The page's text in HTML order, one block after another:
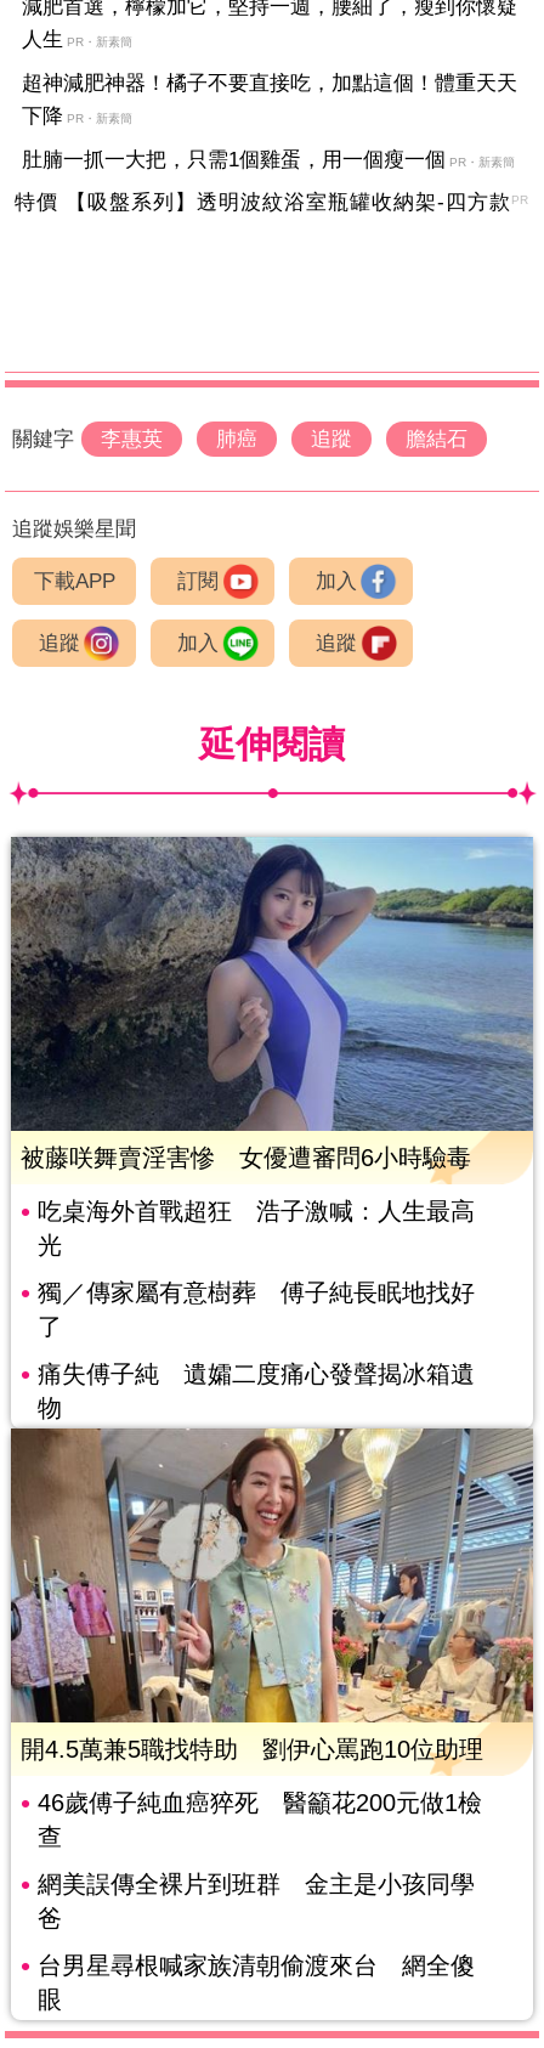
減肥首選，檸檬加它，堅持一週，腰細了，瘦到你懷疑
人生 PR・新素簡
超神減肥神器！橘子不要直接吃，加點這個！體重天天
下降 PR・新素簡
肚腩一抓一大把，只需1個雞蛋，用一個瘦一個 PR・新素簡
特價 【吸盤系列】透明波紋浴室瓶罐收納架-四方款 PR
關鍵字 李惠英 肺癌 追蹤 膽結石
追蹤娛樂星聞
下載APP 訂閱 加入
追蹤 加入 追蹤
延伸閱讀
被藤咲舞賣淫害慘 女優遭審問6小時驗毒
吃桌海外首戰超狂 浩子激喊：人生最高
光
獨／傳家屬有意樹葬 傅子純長眠地找好
了
痛失傅子純 遺孀二度痛心發聲揭冰箱遺
物
開4.5萬兼5職找特助 劉伊心罵跑10位助理
46歲傅子純血癌猝死 醫籲花200元做1檢
查
網美誤傳全裸片到班群 金主是小孩同學
爸
台男星尋根喊家族清朝偷渡來台 網全傻
眼